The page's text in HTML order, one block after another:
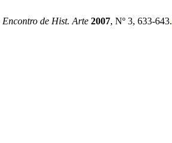
Encontro de Hist. Arte 2007, Nº 3, 633-643.